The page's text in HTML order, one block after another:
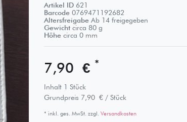
Artikel ID 621
Barcode 0769471192682
Altersfreigabe Ab 14 freigegeben
Gewicht circa 80 g
Höhe circa 0 mm
7,90 € *
Inhalt 1 Stück
Grundpreis 7,90 € / Stück
* inkl. ges. MwSt. zzgl. Versandkosten